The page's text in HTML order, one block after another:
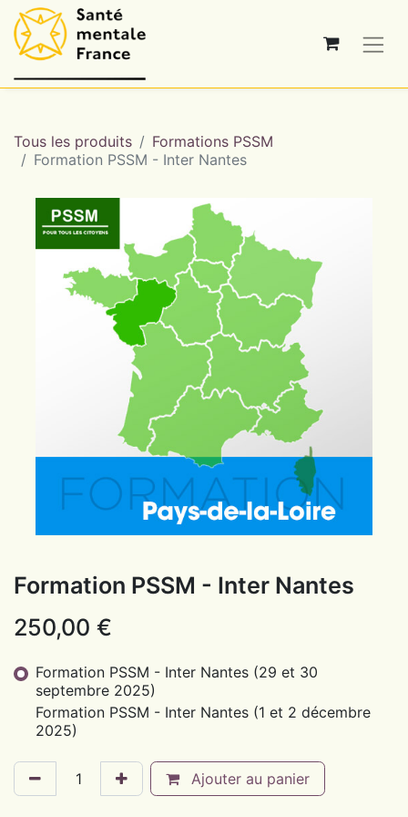
Tous les produits
Formations PSSM
Formation PSSM - Inter Nantes
Formation PSSM - Inter Nantes
250,00 €
Formation PSSM - Inter Nantes (29 et 30
septembre 2025)
Formation PSSM - Inter Nantes (1 et 2 décembre
2025)
Ajouter au panier